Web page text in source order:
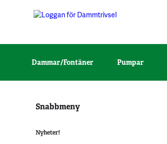
Dammar/Fontäner Pumpar
Snabbmeny
Nyheter!